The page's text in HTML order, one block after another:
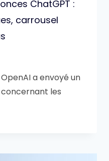
ChatGPT :
carrousel
a envoyé un
les